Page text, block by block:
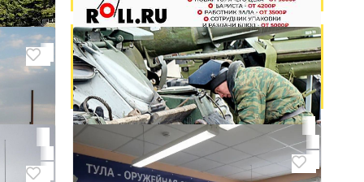
Работа в новом ресторане
₽ 100 000